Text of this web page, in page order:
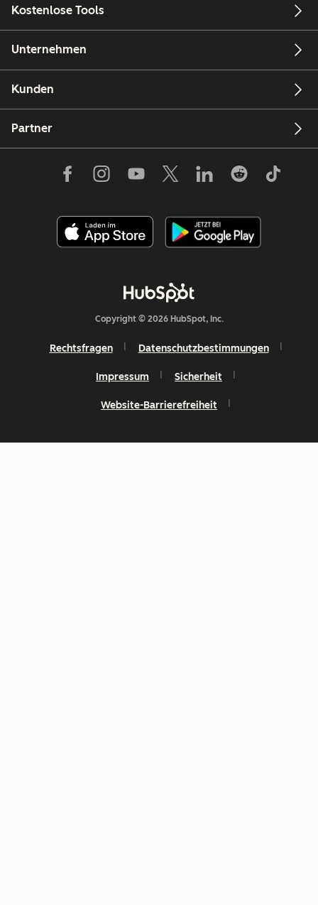
Kostenlose Tools
Unternehmen
Kunden
Partner
Copyright © 2026 HubSpot, Inc.
Rechtsfragen Datenschutzbestimmungen
Impressum Sicherheit
Website-Barrierefreiheit